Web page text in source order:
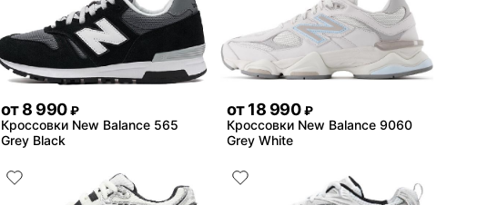
от8 990 ₽
Кроссовки New Balance 565
Grey Black
от18 990 ₽
Кроссовки New Balance 9060
Grey White